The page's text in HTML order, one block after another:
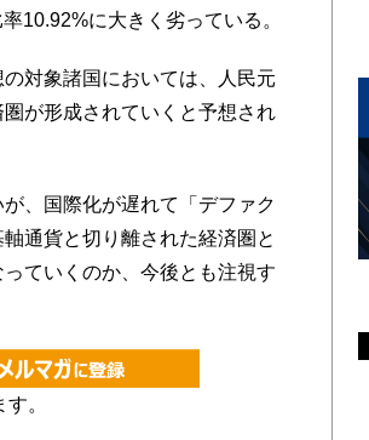
10.92%に大きく劣っている。
対象諸国においては、人民元
が形成されていくと予想され
、国際化が遅れて「デファク
通貨と切り離された経済圏と
ていくのか、今後とも注視す
。